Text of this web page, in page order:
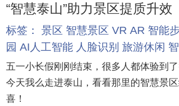
“智慧泰山”助力景区提质升效
标签： 景区 智慧景区 VR AR 智能
园 AI人工智能 人脸识别 旅游休闲
五一小长假刚刚结束，很多人都体验到了
今天我么走进泰山，看看那里的智慧景
喜！